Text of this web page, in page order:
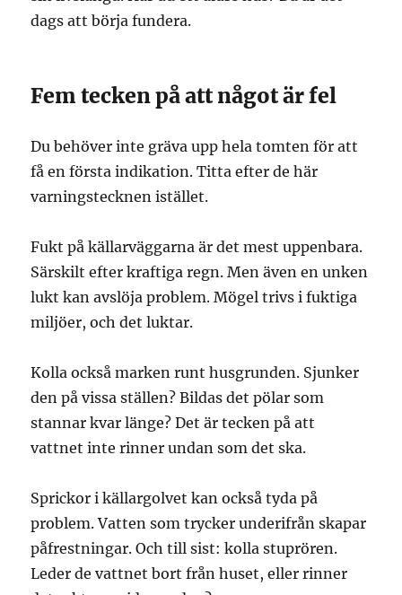
dags att börja fundera.
Fem tecken på att något är fel
Du behöver inte gräva upp hela tomten för att
få en första indikation. Titta efter de här
varningstecknen istället.
Fukt på källarväggarna är det mest uppenbara.
Särskilt efter kraftiga regn. Men även en unken
lukt kan avslöja problem. Mögel trivs i fuktiga
miljöer, och det luktar.
Kolla också marken runt husgrunden. Sjunker
den på vissa ställen? Bildas det pölar som
stannar kvar länge? Det är tecken på att
vattnet inte rinner undan som det ska.
Sprickor i källargolvet kan också tyda på
problem. Vatten som trycker underifrån skapar
påfrestningar. Och till sist: kolla stuprören.
Leder de vattnet bort från huset, eller rinner